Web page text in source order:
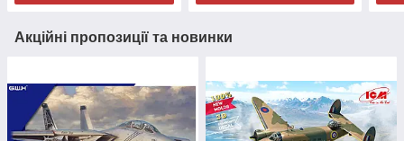
Акційні пропозиції та новинки